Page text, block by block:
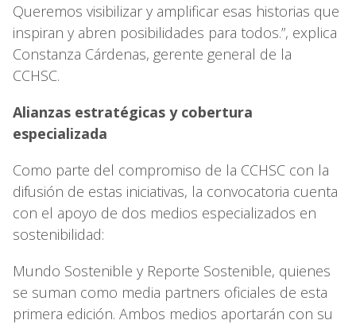
Queremos visibilizar y amplificar esas historias que
inspiran y abren posibilidades para todos.”, explica
Constanza Cárdenas, gerente general de la
CCHSC.
Alianzas estratégicas y cobertura
especializada
Como parte del compromiso de la CCHSC con la
difusión de estas iniciativas, la convocatoria cuenta
con el apoyo de dos medios especializados en
sostenibilidad:
Mundo Sostenible y Reporte Sostenible, quienes
se suman como media partners oficiales de esta
primera edición. Ambos medios aportarán con su